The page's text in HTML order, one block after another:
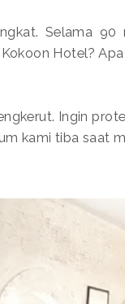
Selama
Hotel?
Ingin
kami tiba saat